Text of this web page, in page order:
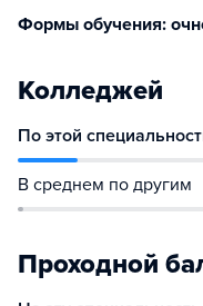
Формы обучения:
Колледжей
По этой
В среднем по другим
Проходной